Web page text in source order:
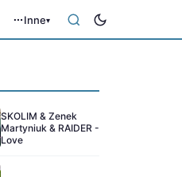
Inne▾
SKOLIM & Zenek
Martyniuk & RAIDER -
Love